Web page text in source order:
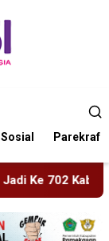
Sosial Parekraf
Artis Happy